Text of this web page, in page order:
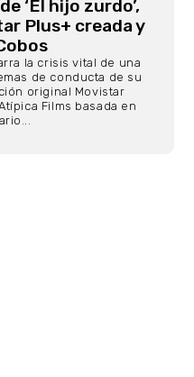
‘El hijo zurdo’,
Plus+ creada y
la crisis vital de una
de conducta de su
original Movistar
Films basada en